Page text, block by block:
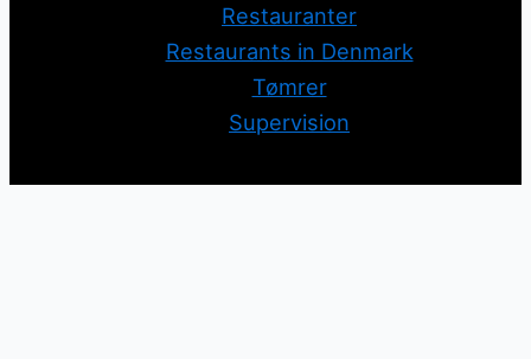
Restauranter
Restaurants in Denmark
Tømrer
Supervision